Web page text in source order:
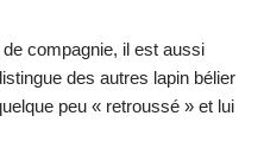
compagnie, il est aussi
des autres lapin bélier
peu « retroussé » et lui